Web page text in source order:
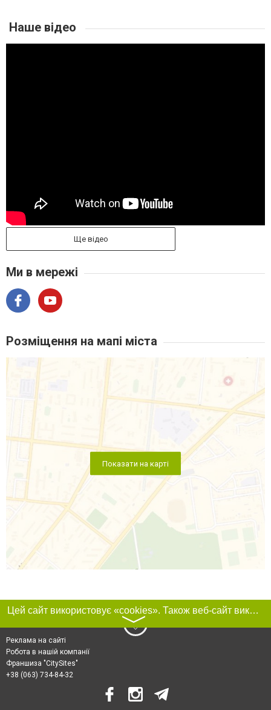
Наше відео
Ще відео
Ми в мережі
Розміщення на мапі міста
Показати на карті
Цей сайт використовує «cookies». Також веб-сайт використовує інтернет-сервіс для збору технічних даних стосовно відвідувачів з метою отримання маркетингової та статистичної інформації. Умови обробки даних відвідувачів сайту див.
〉
Реклама на сайті
Робота в нашій компанії
Франшиза "CitySites"
+38 (063) 734-84-32